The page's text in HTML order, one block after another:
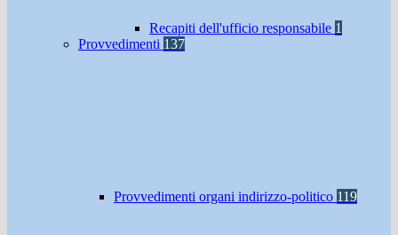
Recapiti dell'ufficio responsabile 1
Provvedimenti 137
Provvedimenti organi indirizzo-politico 119